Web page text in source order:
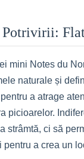
mini Notes du
naturale și
a atrage
picioarelor.
strâmtă, ci să
a crea un